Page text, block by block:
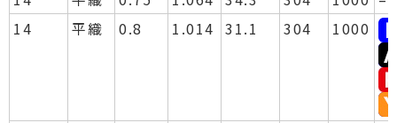
14
平織 0.8 1.014 31.1 304 1000